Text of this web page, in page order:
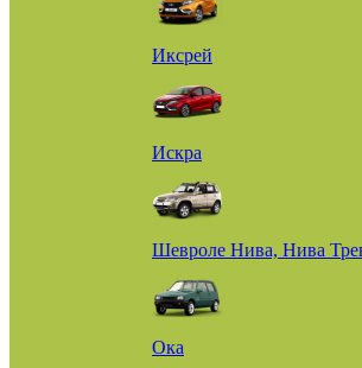
Иксрей
Искра
Шевроле Нива, Нива
Ока